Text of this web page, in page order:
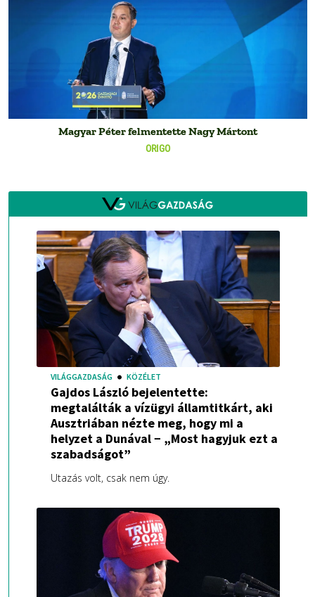
ORIGO
Magyar Péter felmentette Nagy Mártont
VILÁGGAZDASÁG KÖZÉLET
Gajdos László bejelentette:
megtalálták a vízügyi államtitkárt, aki
Ausztriában nézte meg, hogy mi a
helyzet a Dunával − „Most hagyjuk ezt a
szabadságot”
Utazás volt, csak nem úgy.